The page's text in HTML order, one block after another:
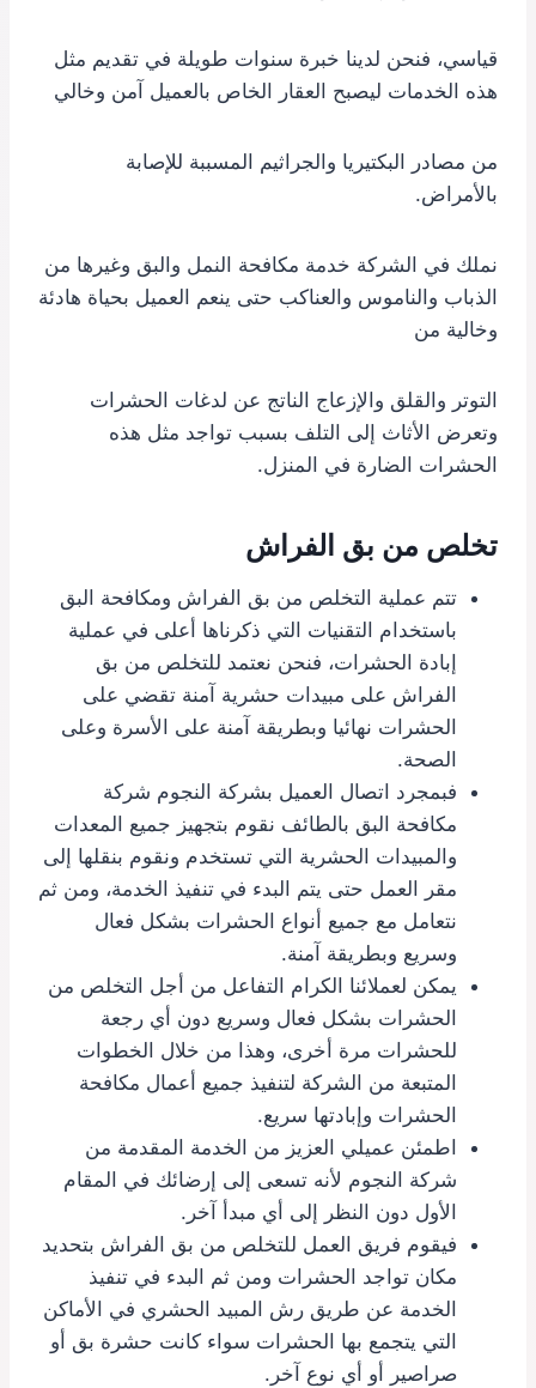
قياسي، فنحن لدينا خبرة سنوات طويلة في تقديم مثل
هذه الخدمات ليصبح العقار الخاص بالعميل آمن وخالي
من مصادر البكتيريا والجراثيم المسببة للإصابة
بالأمراض.
نملك في الشركة خدمة مكافحة النمل والبق وغيرها من
الذباب والناموس والعناكب حتى ينعم العميل بحياة هادئة
وخالية من
التوتر والقلق والإزعاج الناتج عن لدغات الحشرات
وتعرض الأثاث إلى التلف بسبب تواجد مثل هذه
الحشرات الضارة في المنزل.
تخلص من بق الفراش
تتم عملية التخلص من بق الفراش ومكافحة البق
باستخدام التقنيات التي ذكرناها أعلى في عملية
إبادة الحشرات، فنحن نعتمد للتخلص من بق
الفراش على مبيدات حشرية آمنة تقضي على
الحشرات نهائيا وبطريقة آمنة على الأسرة وعلى
الصحة.
فبمجرد اتصال العميل بشركة النجوم شركة
مكافحة البق بالطائف نقوم بتجهيز جميع المعدات
والمبيدات الحشرية التي تستخدم ونقوم بنقلها إلى
مقر العمل حتى يتم البدء في تنفيذ الخدمة، ومن ثم
نتعامل مع جميع أنواع الحشرات بشكل فعال
وسريع وبطريقة آمنة.
يمكن لعملائنا الكرام التفاعل من أجل التخلص من
الحشرات بشكل فعال وسريع دون أي رجعة
للحشرات مرة أخرى، وهذا من خلال الخطوات
المتبعة من الشركة لتنفيذ جميع أعمال مكافحة
الحشرات وإبادتها سريع.
اطمئن عميلي العزيز من الخدمة المقدمة من
شركة النجوم لأنه تسعى إلى إرضائك في المقام
الأول دون النظر إلى أي مبدأ آخر.
فيقوم فريق العمل للتخلص من بق الفراش بتحديد
مكان تواجد الحشرات ومن ثم البدء في تنفيذ
الخدمة عن طريق رش المبيد الحشري في الأماكن
التي يتجمع بها الحشرات سواء كانت حشرة بق أو
صراصير أو أي نوع آخر.